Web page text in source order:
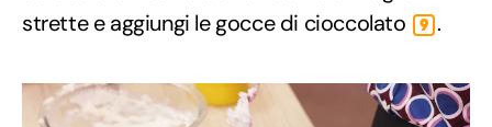
strette e aggiungi le gocce di cioccolato
9 .